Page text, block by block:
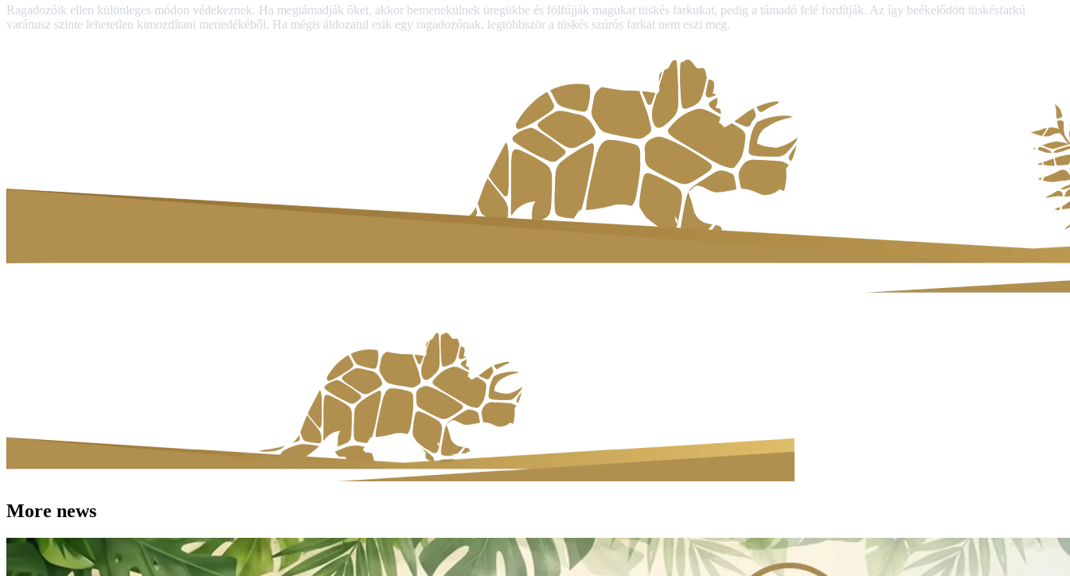
Ragadozóik ellen különleges módon védekeznek. Ha megtámadják őket, akkor bemenekülnek üregükbe és fölfújják magukat tüskés farkukat, pedig a támadó felé fordítják. Az így beékelődött tüskésfarkú
varánusz szinte lehetetlen kimozdítani menedékéből. Ha mégis áldozatul esik egy ragadozónak, legtöbbször a tüskés szúrós farkat nem eszi meg.
More news